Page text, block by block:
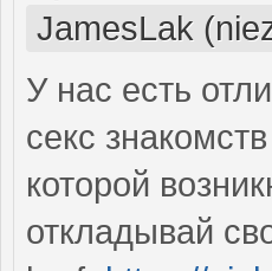
JamesLak
У нас есть
секс
которой
откладывай